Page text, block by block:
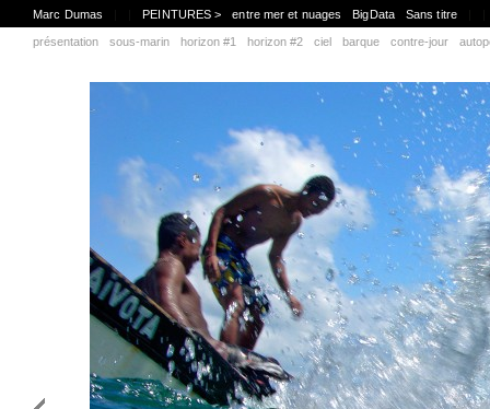
Marc Dumas PEINTURES > entre mer et nuages BigData Sans titre
présentation sous-marin horizon #1 horizon #2 ciel barque contre-jour